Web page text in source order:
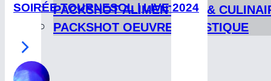
PACKSHOT ALIMENTAIRE &
PACKSHOT OEUVRE ARTISTIQUE
SOIRÉE TOURNESOL | LIVE 2024